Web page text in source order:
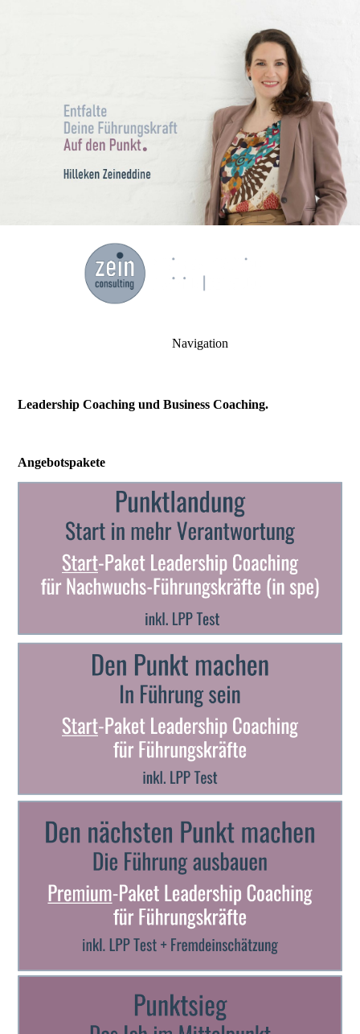
Navigation
Leadership Coaching und Business Coaching.
Angebotspakete